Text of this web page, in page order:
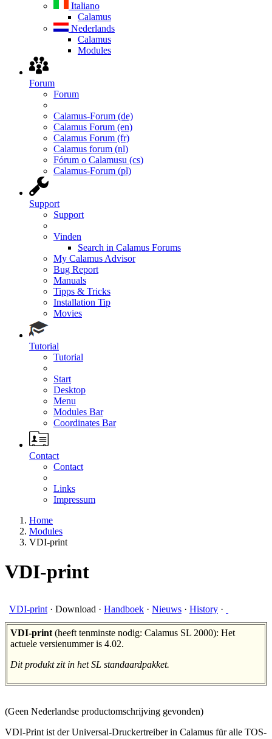
Italiano
Calamus
Nederlands
Calamus
Modules
Forum
Forum
Calamus-Forum (de)
Calamus Forum (en)
Calamus Forum (fr)
Calamus forum (nl)
Fórum o Calamusu (cs)
Calamus-Forum (pl)
Support
Support
Vinden
Search in Calamus Forums
My Calamus Advisor
Bug Report
Manuals
Tipps & Tricks
Installation Tip
Movies
Tutorial
Tutorial
Start
Desktop
Menu
Modules Bar
Coordinates Bar
Contact
Contact
Links
Impressum
Home
Modules
VDI-print
VDI-print
VDI-print · Download · Handboek · Nieuws · History ·
VDI-print (heeft tenminste nodig: Calamus SL 2000): Het
actuele versienummer is 4.02.
Dit produkt zit in het SL standaardpakket.
(Geen Nederlandse productomschrijving gevonden)
VDI-Print ist der Universal-Druckertreiber in Calamus für alle TOS-